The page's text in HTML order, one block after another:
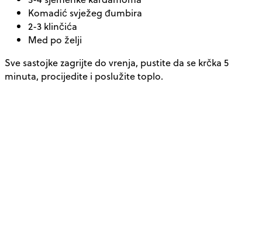
Komadić svježeg đumbira
2-3 klinčića
Med po želji
Sve sastojke zagrijte do vrenja, pustite da se krčka 5
minuta, procijedite i poslužite toplo.